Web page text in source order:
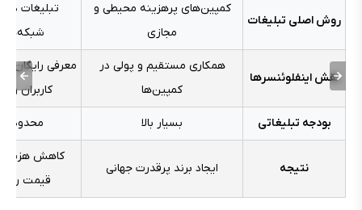
روش اصلی تبلیغات
کمپین‌های پرهزینه محیطی و
مجازی
تبلیغات
نقش اینفلوئنسرها
همکاری مستقیم و پولی در
کمپین‌ها
معرفی
کاربران و
بودجه تبلیغاتی بسیار بالا محدود
نتیجه ایجاد برند پرقدرت جهانی
کاهش
قیمت